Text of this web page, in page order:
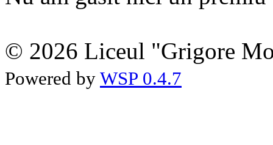
© 2026 Liceul "Grigore
Powered by WSP 0.4.7